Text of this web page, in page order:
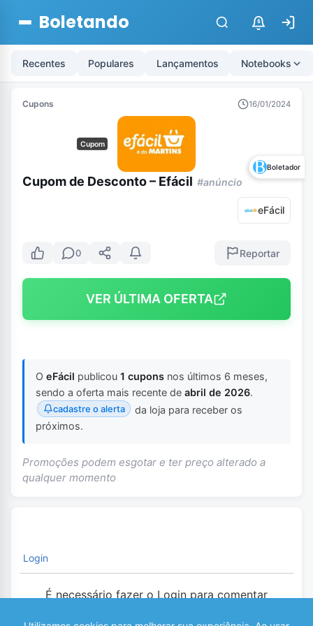
Boletando $
Recentes Populares Lançamentos Notebooks
Cupons 16/01/2024
Cupom
Boletador
Cupom de Desconto – Efácil #anúncio
eFácil
0 Reportar
VER ÚLTIMA OFERTA
O eFácil publicou 1 cupons nos últimos 6 meses,
sendo a oferta mais recente de abril de 2026.
cadastre o alerta
da loja para receber os
próximos.
Promoções podem esgotar e ter preço alterado a
qualquer momento
Login
É necessário fazer o Login para comentar